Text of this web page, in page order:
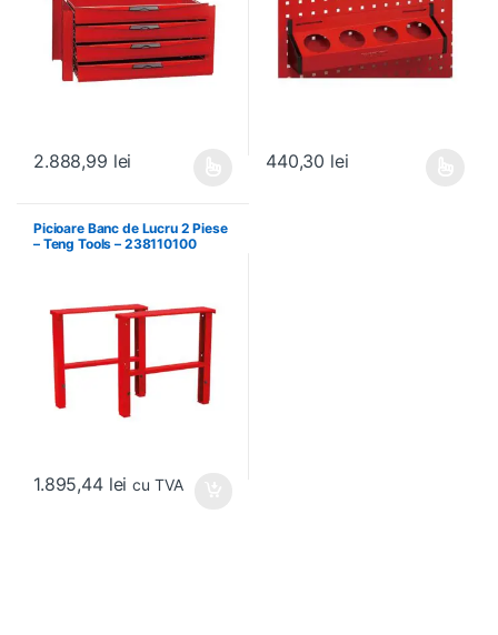
2.888,99 lei 440,30 lei
Picioare Banc de Lucru 2 Piese
– Teng Tools – 238110100
1.895,44 lei cu TVA